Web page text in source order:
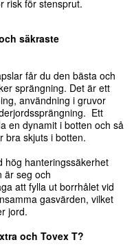
risk för stensprut.
säkraste
får du den bästa och
sprängning. Det är ett
användning i gruvor
Ett
en dynamit i botten och så
bra skjuts i botten.
hög hanteringssäkerhet
är seg och
att fylla ut borrhålet vid
gasvärden, vilket
jord.
och Tovex T?